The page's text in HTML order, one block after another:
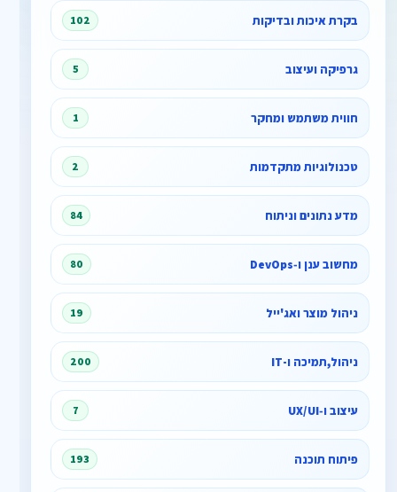
בקרת איכות ובדיקות 102
גרפיקה ועיצוב 5
חווית משתמש ומחקר 1
טכנולוגיות מתקדמות 2
מדע נתונים וניתוח 84
מחשוב ענן ו‑DevOps 80
ניהול מוצר ואג'ייל 19
ניהול,תמיכה ו-IT 200
עיצוב ו‑UX/UI 7
פיתוח תוכנה 193